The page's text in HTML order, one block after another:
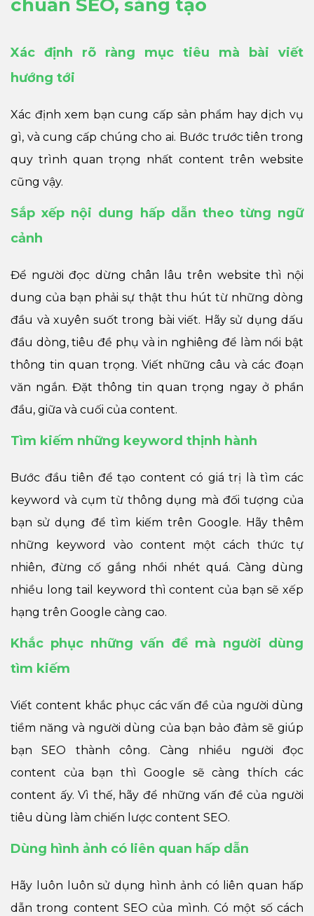
chuẩn SEO, sáng tạo
Xác định rõ ràng mục tiêu mà bài viết
hướng tới
Xác định xem bạn cung cấp sản phẩm hay dịch vụ
gì, và cung cấp chúng cho ai. Bước trước tiên trong
quy trình quan trọng nhất content trên website
cũng vậy.
Sắp xếp nội dung hấp dẫn theo từng ngữ
cảnh
Để người đọc dừng chân lâu trên website thì nội
dung của bạn phải sự thật thu hút từ những dòng
đầu và xuyên suốt trong bài viết. Hãy sử dụng dấu
đầu dòng, tiêu đề phụ và in nghiêng để làm nổi bật
thông tin quan trọng. Viết những câu và các đoạn
văn ngắn. Đặt thông tin quan trọng ngay ở phần
đầu, giữa và cuối của content.
Tìm kiếm những keyword thịnh hành
Bước đầu tiên để tạo content có giá trị là tìm các
keyword và cụm từ thông dụng mà đối tượng của
bạn sử dụng để tìm kiếm trên Google. Hãy thêm
những keyword vào content một cách thức tự
nhiên, đừng cố gắng nhồi nhét quá. Càng dùng
nhiều long tail keyword thì content của bạn sẽ xếp
hạng trên Google càng cao.
Khắc phục những vấn đề mà người dùng
tìm kiếm
Viết content khắc phục các vấn đề của người dùng
tiềm năng và người dùng của bạn bảo đảm sẽ giúp
bạn SEO thành công. Càng nhiều người đọc
content của bạn thì Google sẽ càng thích các
content ấy. Vì thế, hãy để những vấn đề của người
tiêu dùng làm chiến lược content SEO.
Dùng hình ảnh có liên quan hấp dẫn
Hãy luôn luôn sử dụng hình ảnh có liên quan hấp
dẫn trong content SEO của mình. Có một số cách